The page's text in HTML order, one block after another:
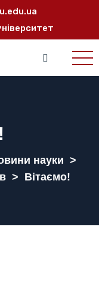
науки >
> Вітаємо!